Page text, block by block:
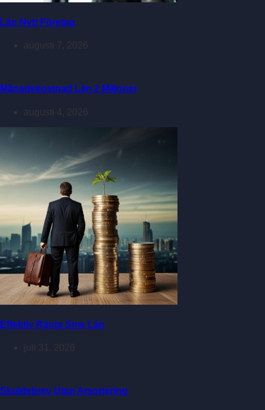
Lån Nytt Företag
augusti 7, 2026
Månadskostnad Lån 2 Miljoner
augusti 4, 2026
Effektiv Ränta Sms Lån
juli 31, 2026
Skuldebrev Utan Amortering